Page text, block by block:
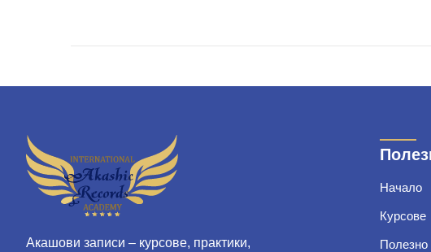
o
Акашови записи – курсове, практики,
Начало
Курсове
Полезно